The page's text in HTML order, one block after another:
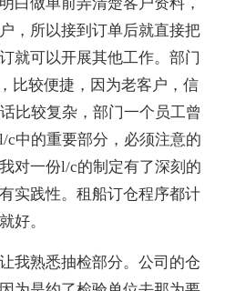
，所以接到订单后就直接把
就可以开展其他工作。部门
比较便捷，因为老客户，信
比较复杂，部门一个员工曾
c中的重要部分，必须注意的
对一份l/c的制定有了深刻的
实践性。租船订仓程序都计
好。
熟悉抽检部分。公司的仓